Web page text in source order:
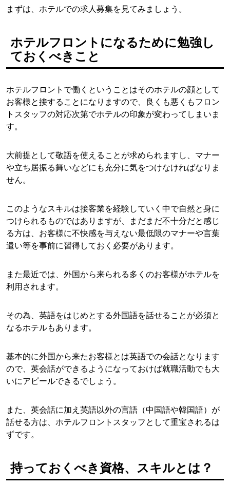
まずは、ホテルでの求人募集を見てみましょう。
ホテルフロントになるために勉強し
ておくべきこと
ホテルフロントで働くということはそのホテルの顔として
お客様と接することになりますので、良くも悪くもフロン
トスタッフの対応次第でホテルの印象が変わってしまいま
す。
大前提として敬語を使えることが求められますし、マナー
や立ち居振る舞いなどにも充分に気をつけなければなりま
せん。
このようなスキルは接客業を経験していく中で自然と身に
つけられるものではありますが、まだまだ不十分だと感じ
る方は、お客様に不快感を与えない最低限のマナーや言葉
遣い等を事前に習得しておく必要があります。
また最近では、外国から来られる多くのお客様がホテルを
利用されます。
その為、英語をはじめとする外国語を話せることが必須と
なるホテルもあります。
基本的に外国から来たお客様とは英語での会話となります
ので、英会話ができるようになっておけば就職活動でも大
いにアピールできるでしょう。
また、英会話に加え英語以外の言語（中国語や韓国語）が
話せる方は、ホテルフロントスタッフとして重宝されるは
ずです。
持っておくべき資格、スキルとは？